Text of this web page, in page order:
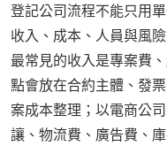
登記公司流程不能只用
收入、成本、人員與風
最常見的收入是專案費
點會放在合約主體、發
案成本整理；以電商公
讓、物流費、廣告費、